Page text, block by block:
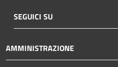
SEGUICI SU
AMMINISTRAZIONE